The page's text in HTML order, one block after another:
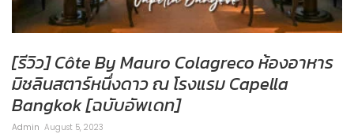
[รีวิว] Côte By Mauro Colagreco ห้องอาหาร
มิชลินสตาร์หนึ่งดาว ณ โรงแรม Capella
Bangkok [ฉบับอัพเดท]
Admin August 5, 2023